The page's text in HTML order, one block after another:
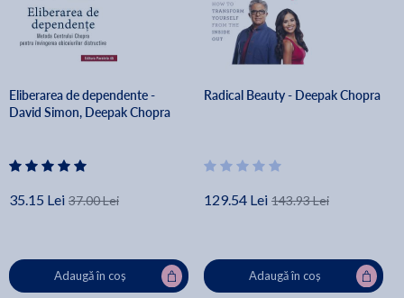
Eliberarea de dependente -
David Simon, Deepak Chopra
35.15 Lei 37.00 Lei
Adaugă în coș
Radical Beauty - Deepak Chopra
129.54 Lei 143.93 Lei
Adaugă în coș